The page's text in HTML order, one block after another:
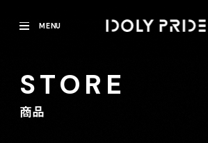
MENU
STORE
商品